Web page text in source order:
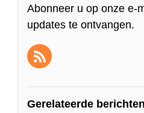
Abonneer u op onze e-
updates te ontvangen.
Gerelateerde